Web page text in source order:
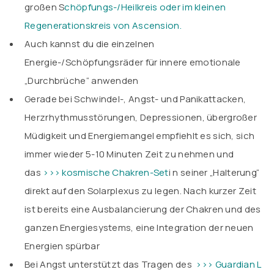
großenSchöpfungs-/Heilkreis oder im kleinen
Regenerationskreis von Ascension.
Auch kannst du die einzelnen
Energie-/Schöpfungsräder für innere emotionale
„Durchbrüche“ anwenden
Gerade bei Schwindel-, Angst- und Panikattacken,
Herzrhythmusstörungen, Depressionen, übergroßer
Müdigkeit und Energiemangel empfiehlt es sich, sich
immer wieder 5-10 Minuten Zeit zu nehmen und
das >>> kosmische Chakren-Seti n seiner „Halterung“
direkt auf den Solarplexus zu legen. Nach kurzer Zeit
ist bereits eine Ausbalancierung der Chakren und des
ganzen Energiesystems, eine Integration der neuen
Energien spürbar
Bei Angst unterstützt das Tragen des >>> Guardian L